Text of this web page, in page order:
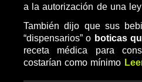
a la autorización de una
También dijo que sus
“dispensarios” o boticas
receta médica para
costarían como mínimo